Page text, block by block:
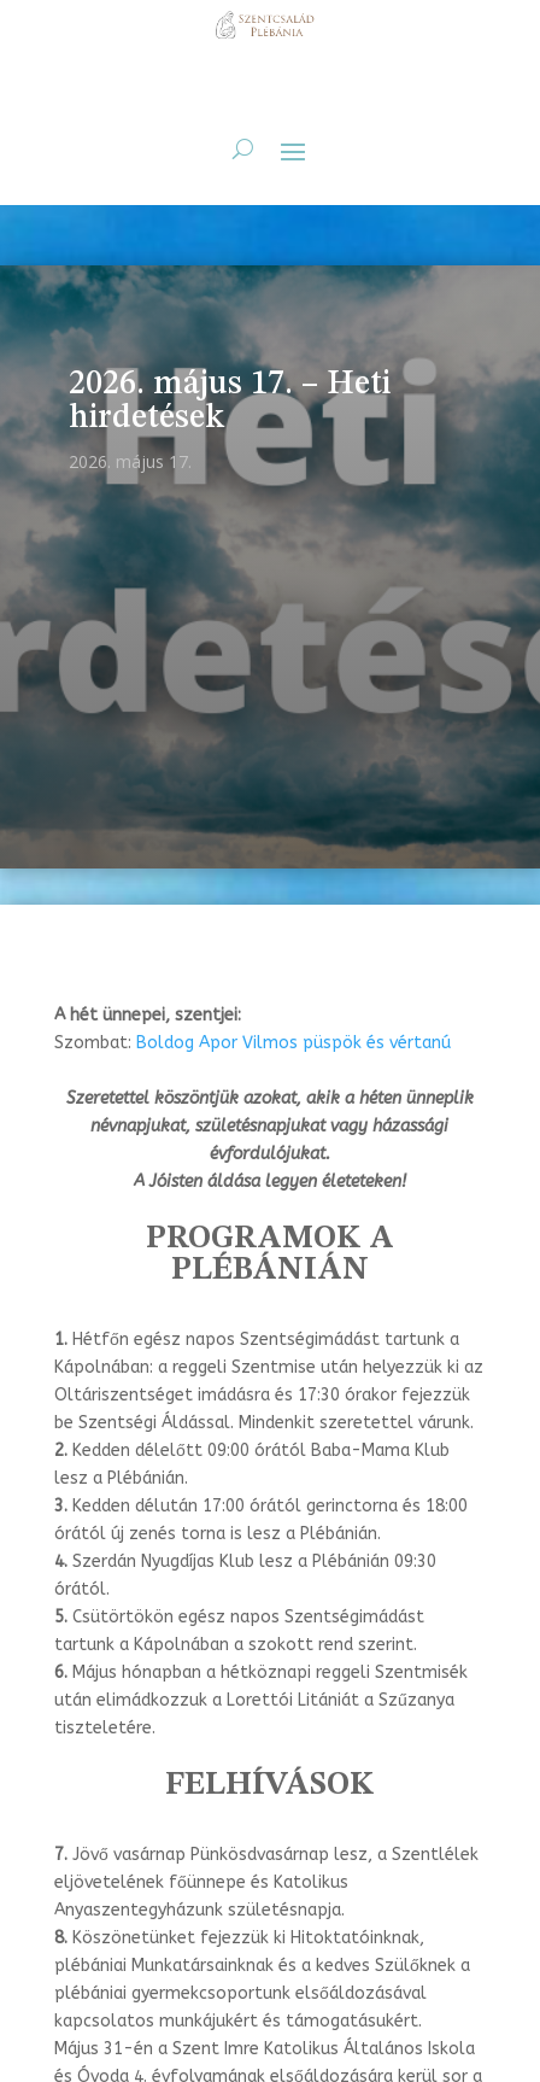
2026. május 17. – Heti
hirdetések
2026. május 17.
A hét ünnepei, szentjei:
Szombat: Boldog Apor Vilmos püspök és vértanú
Szeretettel köszöntjük azokat, akik a héten ünneplik
névnapjukat, születésnapjukat vagy házassági
évfordulójukat.
A Jóisten áldása legyen életeteken!
PROGRAMOK A
PLÉBÁNIÁN
1. Hétfőn egész napos Szentségimádást tartunk a
Kápolnában: a reggeli Szentmise után helyezzük ki az
Oltáriszentséget imádásra és 17:30 órakor fejezzük
be Szent­ségi Áldással. Mindenkit szeretettel várunk.
2.Kedden délelőtt 09:00 órától Baba-Mama Klub
lesz a Plébánián.
3.Kedden délután 17:00 órától gerinctorna és 18:00
órától új zenés torna is lesz a Plébánián.
4.Szerdán Nyugdíjas Klub lesz a Plébánián 09:30
órától.
5.Csütörtökön egész napos Szentségimádást
tartunk a Kápolnában a szokott rend szerint.
6.Május hónapban a hétköznapi reggeli Szentmisék
után elimádkozzuk a Lorettói Litániát a Szűzanya
tiszteletére.
FELHÍVÁSOK
7.Jövő vasárnap Pünkösdvasárnap lesz, a Szentlélek
eljövetelének főünnepe és Katolikus
Anyaszentegyházunk születésnapja.
8.Köszönetünket fejezzük ki Hitoktatóinknak,
plébániai Munkatársainknak és a kedves Szülőknek a
plébániai gyermekcsoportunk elsőáldozásával
kapcsolatos munkájukért és támogatásukért.
Május 31-én a Szent Imre Katolikus Általános Iskola
és Óvoda 4. évfolyamának elsőáldozására kerül sor a